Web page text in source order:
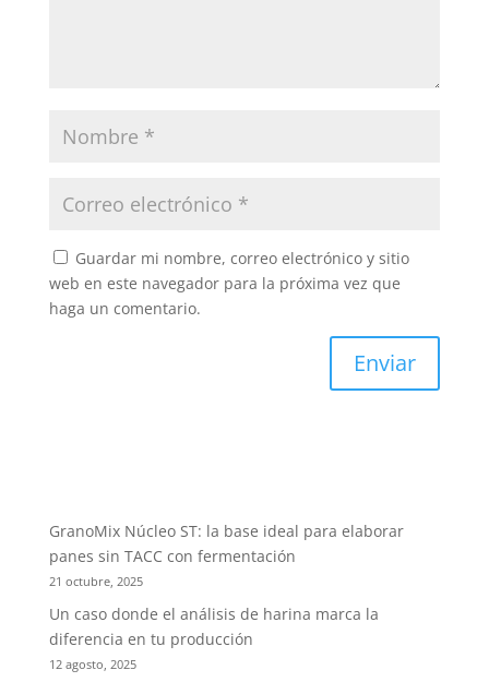
Guardar mi nombre, correo electrónico y sitio
web en este navegador para la próxima vez que
haga un comentario.
GranoMix Núcleo ST: la base ideal para elaborar
panes sin TACC con fermentación
21 octubre, 2025
Un caso donde el análisis de harina marca la
diferencia en tu producción
12 agosto, 2025